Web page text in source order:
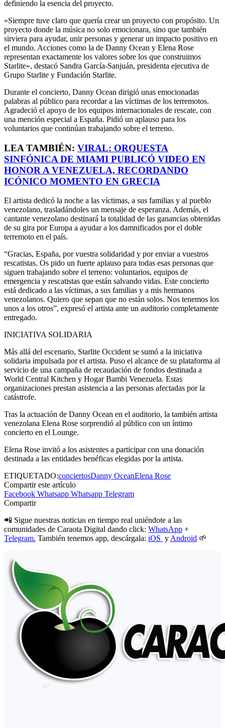
definiendo la esencia del proyecto.
«Siempre tuve claro que quería crear un proyecto con propósito. Un
proyecto donde la música no solo emocionara, sino que también
sirviera para ayudar, unir personas y generar un impacto positivo en
el mundo. Acciones como la de Danny Ocean y Elena Rose
representan exactamente los valores sobre los que construimos
Starlite», destacó Sandra García-Sanjuán, presidenta ejecutiva de
Grupo Starlite y Fundación Starlite.
Durante el concierto, Danny Ocean dirigió unas emocionadas
palabras al público para recordar a las víctimas de los terremotos.
Agradeció el apoyo de los equipos internacionales de rescate, con
una mención especial a España. Pidió un aplauso para los
voluntarios que continúan trabajando sobre el terreno.
LEA TAMBIÉN: VIRAL: ORQUESTA
SINFÓNICA DE MIAMI PUBLICÓ VIDEO EN
HONOR A VENEZUELA, RECORDANDO
ICÓNICO MOMENTO EN GRECIA
El artista dedicó la noche a las víctimas, a sus familias y al pueblo
venezolano, trasladándoles un mensaje de esperanza. Además, el
cantante venezolano destinará la totalidad de las ganancias obtenidas
de su gira por Europa a ayudar a los damnificados por el doble
terremoto en el país.
“Gracias, España, por vuestra solidaridad y por enviar a vuestros
rescatistas. Os pido un fuerte aplauso para todas esas personas que
siguen trabajando sobre el terreno: voluntarios, equipos de
emergencia y rescatistas que están salvando vidas. Este concierto
está dedicado a las víctimas, a sus familias y a mis hermanos
venezolanos. Quiero que sepan que no están solos. Nos tenemos los
unos a los otros”, expresó el artista ante un auditorio completamente
entregado.
INICIATIVA SOLIDARIA
Más allá del escenario, Starlite Occident se sumó a la iniciativa
solidaria impulsada por el artista. Puso el alcance de su plataforma al
servicio de una campaña de recaudación de fondos destinada a
World Central Kitchen y Hogar Bambi Venezuela. Estas
organizaciones prestan asistencia a las personas afectadas por la
catástrofe.
Tras la actuación de Danny Ocean en el auditorio, la también artista
venezolana Elena Rose sorprendió al público con un íntimo
concierto en el Lounge.
Elena Rose invitó a los asistentes a participar con una donación
destinada a las entidades benéficas elegidas por la artista.
ETIQUETADO:conciertosDanny OceanElena Rose
Compartir este artículo
Facebook Whatsapp Whatsapp Telegram
Compartir
📲 Sigue nuestras noticias en tiempo real uniéndote a las
comunidades de Caraota Digital dando click: WhatsApp +
Telegram. También tenemos app, descárgala: iOS y Android 🌱